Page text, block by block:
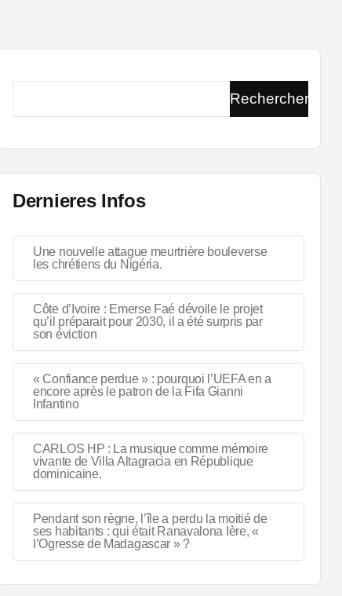
Rechercher
Dernieres Infos
Une nouvelle attague meurtrière bouleverse
les chrétiens du Nigéria.
Côte d’Ivoire : Emerse Faé dévoile le projet
qu’il préparait pour 2030, il a été surpris par
son éviction
« Confiance perdue » : pourquoi l’UEFA en a
encore après le patron de la Fifa Gianni
Infantino
CARLOS HP : La musique comme mémoire
vivante de Villa Altagracia en République
dominicaine.
Pendant son règne, l’île a perdu la moitié de
ses habitants : qui était Ranavalona Ière, «
l’Ogresse de Madagascar » ?